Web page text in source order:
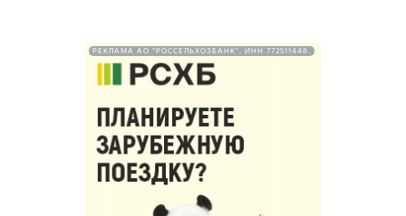
РЕКЛАМА АО "РОССЕЛЬХОЗБАНК". ИНН 772511448.